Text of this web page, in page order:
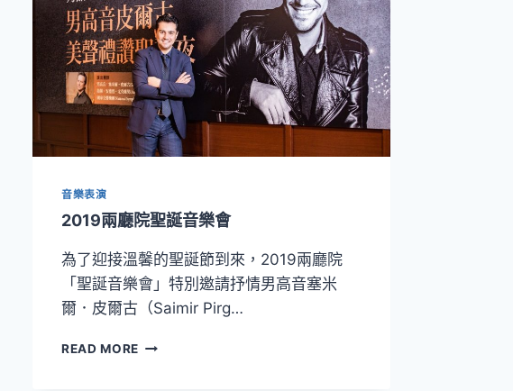
音樂表演
2019兩廳院聖誕音樂會
為了迎接溫馨的聖誕節到來，2019兩廳院
「聖誕音樂會」特別邀請抒情男高音塞米
爾．皮爾古（Saimir Pirg…
READ MORE 2019